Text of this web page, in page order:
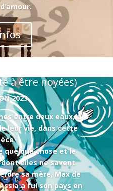
à être noyées)
2023
entre deux eaux, à
leur vie, dans cette
quelque chose et le
dont elles ne savent
sa mère, Max de
a fui son pays en